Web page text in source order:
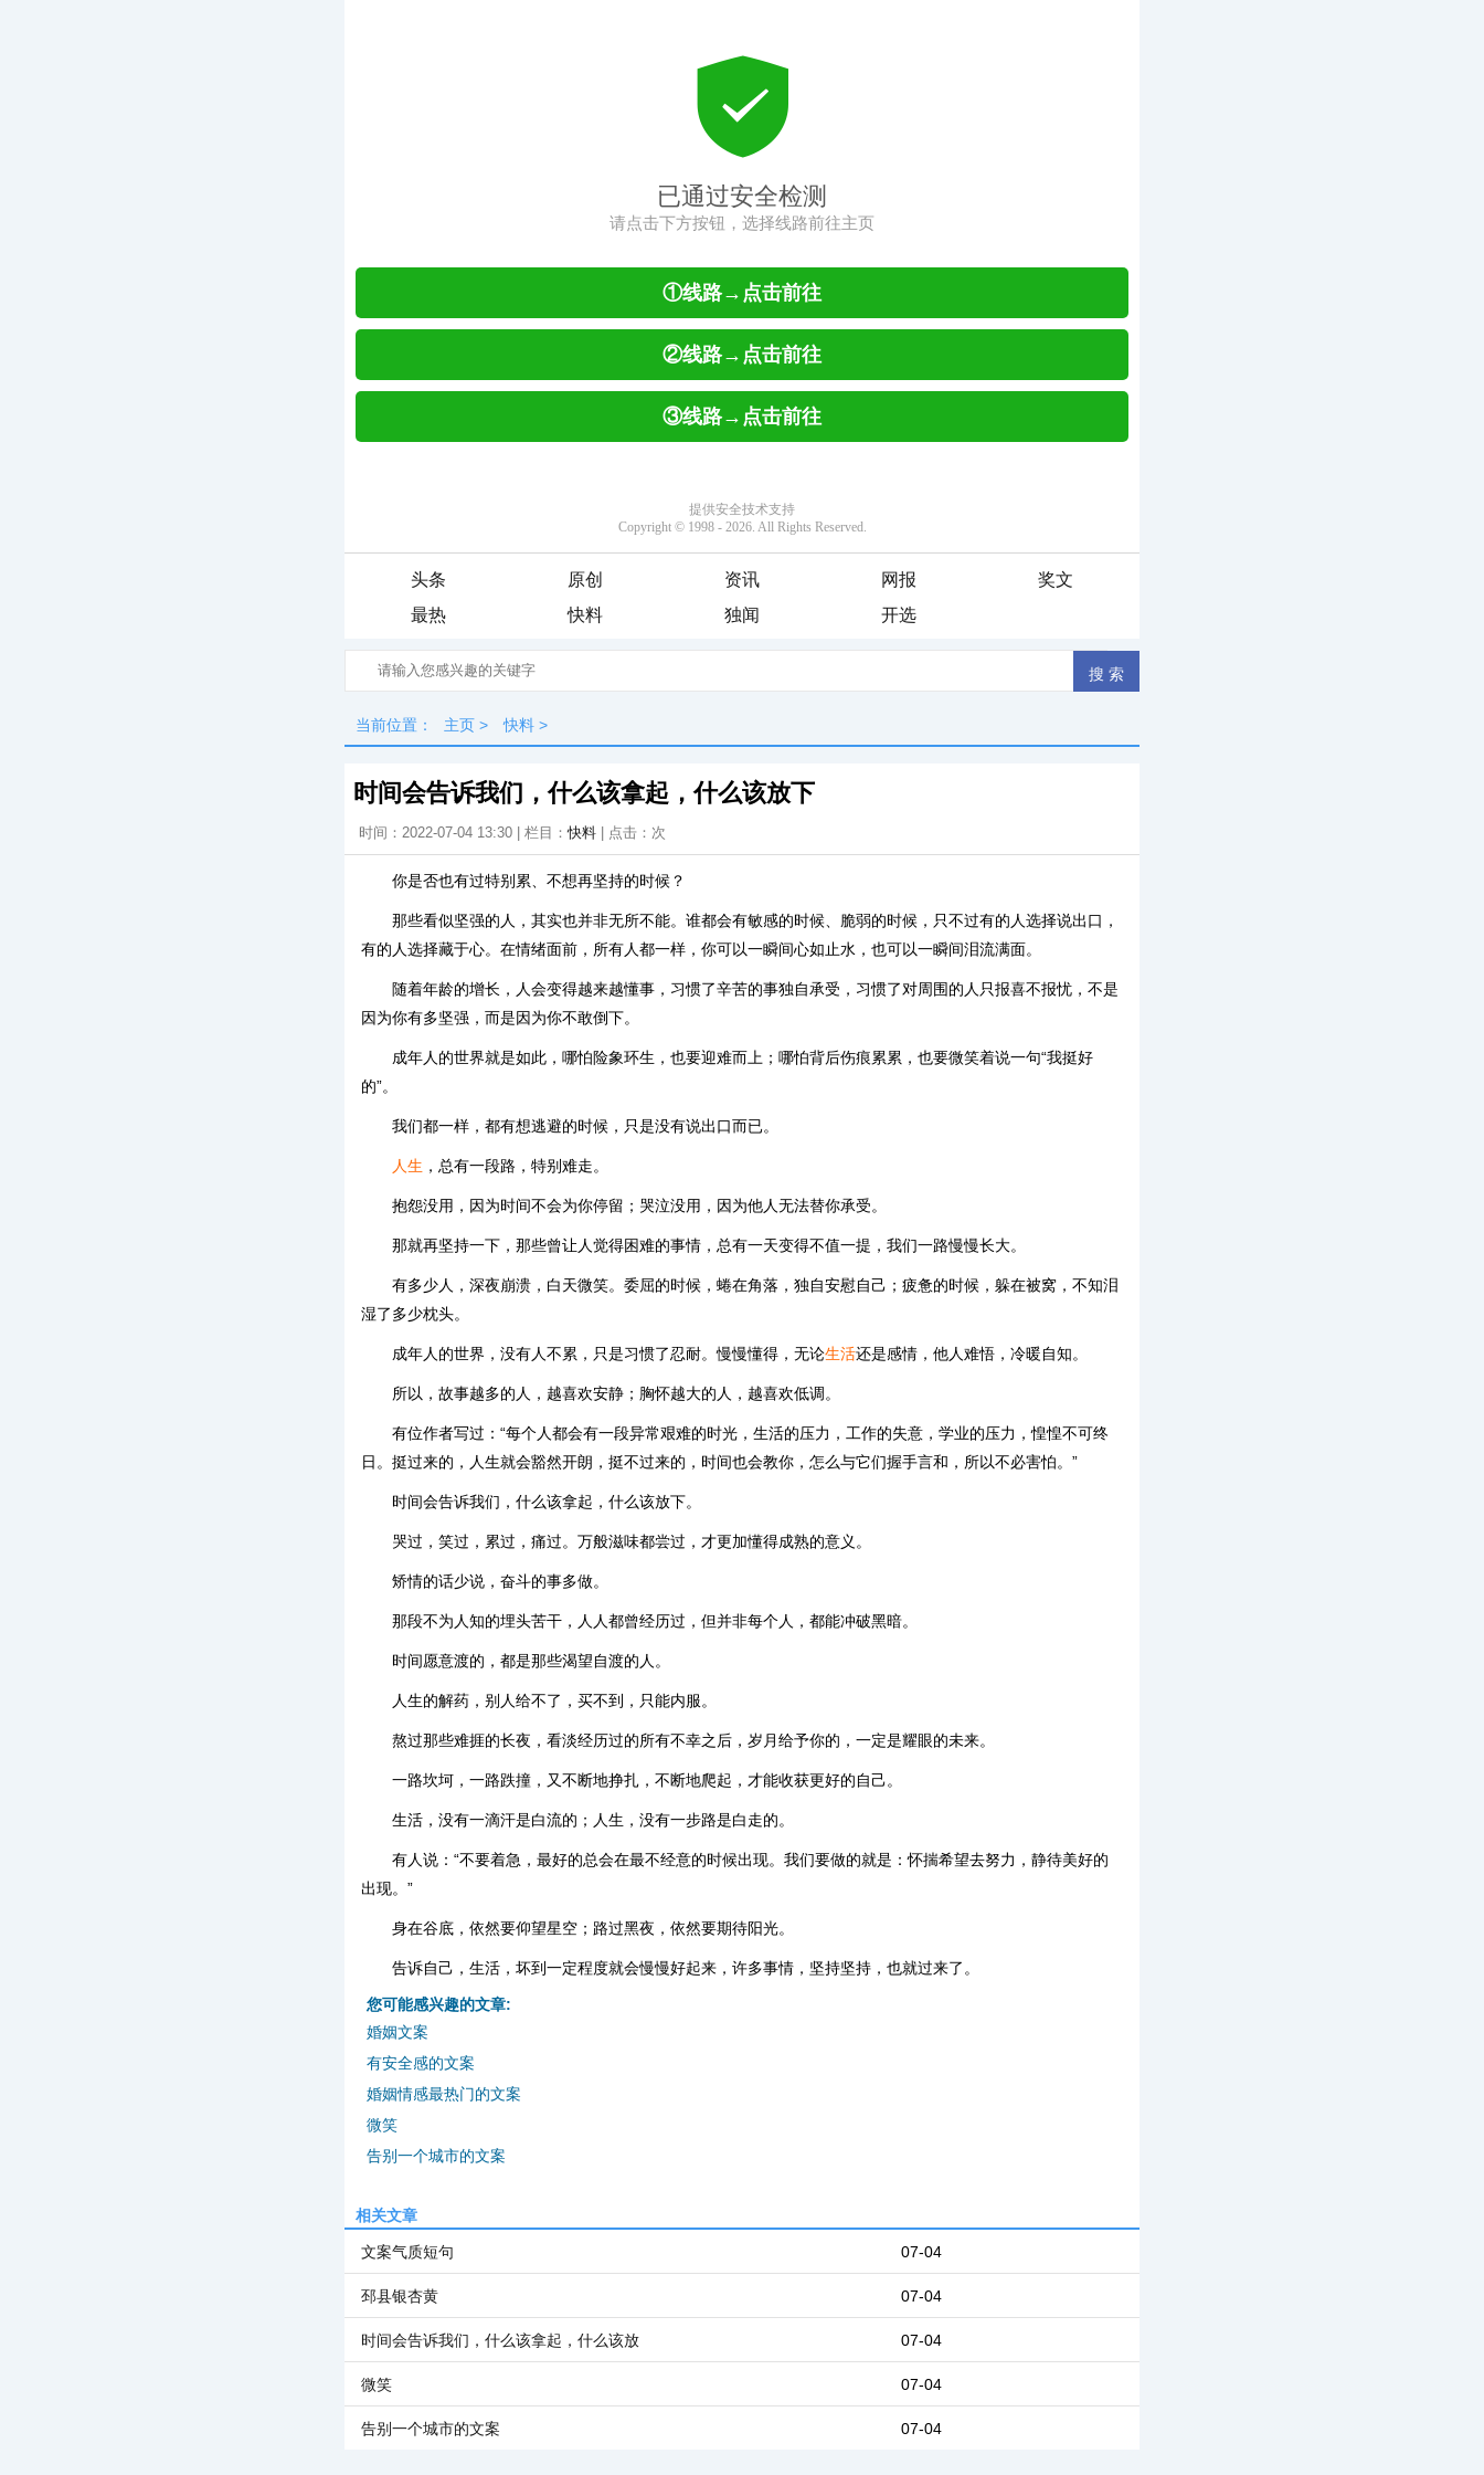
头条 原创 资讯 网报
奖文
最热
快料 独闻 开选
当前位置： 主页 > 快料 >
时间会告诉我们，什么该拿起，什么该放下
时间：2022-07-04 13:30 | 栏目：快料 | 点击： 次
你是否也有过特别累、不想再坚持的时候？
那些看似坚强的人，其实也并非无所不能。谁都会有敏感的时候、脆弱的时候，只不过有的人选择说出口，
有的人选择藏于心。在情绪面前，所有人都一样，你可以一瞬间心如止水，也可以一瞬间泪流满面。
随着年龄的增长，人会变得越来越懂事，习惯了辛苦的事独自承受，习惯了对周围的人只报喜不报忧，不是
因为你有多坚强，而是因为你不敢倒下。
成年人的世界就是如此，哪怕险象环生，也要迎难而上；哪怕背后伤痕累累，也要微笑着说一句“我挺好
的”。
我们都一样，都有想逃避的时候，只是没有说出口而已。
人生 ，总有一段路，特别难走。
抱怨没用，因为时间不会为你停留；哭泣没用，因为他人无法替你承受。
那就再坚持一下，那些曾让人觉得困难的事情，总有一天变得不值一提，我们一路慢慢长大。
有多少人，深夜崩溃，白天微笑。委屈的时候，蜷在角落，独自安慰自己；疲惫的时候，躲在被窝，不知泪
湿了多少枕头。
成年人的世界，没有人不累，只是习惯了忍耐。慢慢懂得，无论生活还是感情，他人难悟，冷暖自知。
所以，故事越多的人，越喜欢安静；胸怀越大的人，越喜欢低调。
有位作者写过：“每个人都会有一段异常艰难的时光，生活的压力，工作的失意，学业的压力，惶惶不可终
日。挺过来的，人生就会豁然开朗，挺不过来的，时间也会教你，怎么与它们握手言和，所以不必害怕。”
时间会告诉我们，什么该拿起，什么该放下。
哭过，笑过，累过，痛过。万般滋味都尝过，才更加懂得成熟的意义。
矫情的话少说，奋斗的事多做。
那段不为人知的埋头苦干，人人都曾经历过，但并非每个人，都能冲破黑暗。
时间愿意渡的，都是那些渴望自渡的人。
人生的解药，别人给不了，买不到，只能内服。
熬过那些难捱的长夜，看淡经历过的所有不幸之后，岁月给予你的，一定是耀眼的未来。
一路坎坷，一路跌撞，又不断地挣扎，不断地爬起，才能收获更好的自己。
生活，没有一滴汗是白流的；人生，没有一步路是白走的。
有人说：“不要着急，最好的总会在最不经意的时候出现。我们要做的就是：怀揣希望去努力，静待美好的
出现。”
身在谷底，依然要仰望星空；路过黑夜，依然要期待阳光。
告诉自己，生活，坏到一定程度就会慢慢好起来，许多事情，坚持坚持，也就过来了。
您可能感兴趣的文章:
婚姻文案
有安全感的文案
婚姻情感最热门的文案
微笑
告别一个城市的文案
相关文章
07-04
文案气质短句
07-04
邳县银杏黄
07-04
时间会告诉我们，什么该拿起，什么该放
07-04
微笑
07-04
告别一个城市的文案